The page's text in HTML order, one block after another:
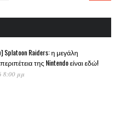
Splatoon Raiders: η μεγάλη
της Nintendo είναι εδώ!
8:00 μμ